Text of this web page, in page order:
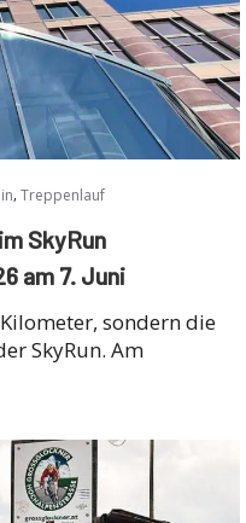
, Treppenlauf
SkyRun
am 7. Juni
sondern die
SkyRun. Am